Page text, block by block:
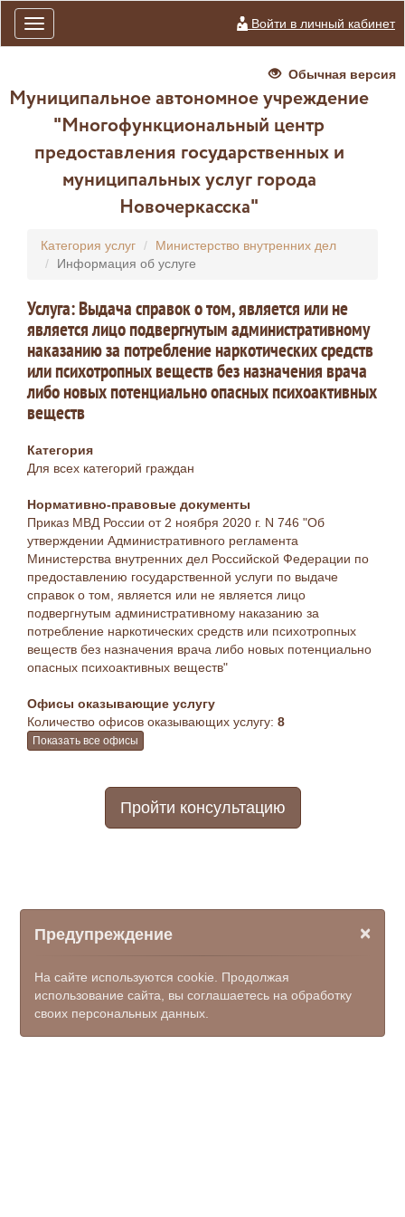
Toggle
navigation
Войти в личный кабинет
Обычная версия
Муниципальное автономное учреждение
"Многофункциональный центр
предоставления государственных и
муниципальных услуг города
Новочеркасска"
Категория услуг
Министерство внутренних дел
Информация об услуге
Услуга: Выдача справок о том, является или не
является лицо подвергнутым административному
наказанию за потребление наркотических средств
или психотропных веществ без назначения врача
либо новых потенциально опасных психоактивных
веществ
Категория
Для всех категорий граждан
Нормативно-правовые документы
Приказ МВД России от 2 ноября 2020 г. N 746 "Об
утверждении Административного регламента
Министерства внутренних дел Российской Федерации по
предоставлению государственной услуги по выдаче
справок о том, является или не является лицо
подвергнутым административному наказанию за
потребление наркотических средств или психотропных
веществ без назначения врача либо новых потенциально
опасных психоактивных веществ"
Офисы оказывающие услугу
Количество офисов оказывающих услугу: 8
Показать все офисы
Пройти консультацию
×
Предупреждение
На сайте используются cookie. Продолжая
использование сайта, вы соглашаетесь на обработку
своих персональных данных.